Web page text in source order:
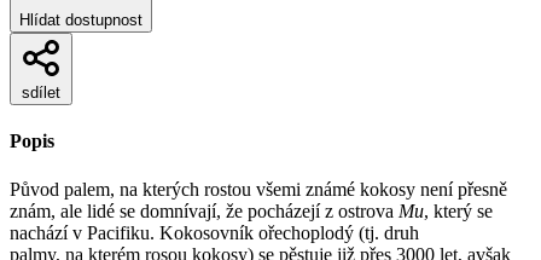
Hlídat dostupnost
sdílet
Popis
Původ palem, na kterých rostou všemi známé kokosy není přesně
znám, ale lidé se domnívají, že pocházejí z ostrova Mu, který se
nachází v Pacifiku. Kokosovník ořechoplodý (tj. druh
palmy, na kterém rosou kokosy) se pěstuje již přes 3000 let, avšak